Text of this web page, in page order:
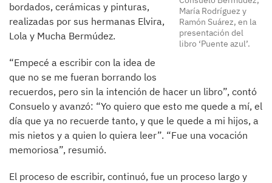
María Rodríguez y
Ramón Suárez, en la
presentación del
libro ‘Puente azul’.
bordados, cerámicas y pinturas,
realizadas por sus hermanas Elvira,
Lola y Mucha Bermúdez.
“Empecé a escribir con la idea de
que no se me fueran borrando los
recuerdos, pero sin la intención de hacer un libro”, contó
Consuelo y avanzó: “Yo quiero que esto me quede a mí, el
día que ya no recuerde tanto, y que le quede a mi hijos, a
mis nietos y a quien lo quiera leer”. “Fue una vocación
memoriosa”, resumió.
El proceso de escribir, continuó, fue un proceso largo y